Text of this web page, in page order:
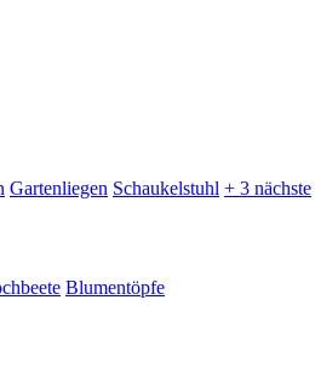
Gartenliegen Schaukelstuhl + 3 nächste
Blumentöpfe